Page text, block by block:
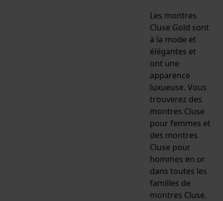
Les montres
Cluse Gold sont
à la mode et
élégantes et
ont une
apparence
luxueuse. Vous
trouverez des
montres Cluse
pour femmes et
des montres
Cluse pour
hommes en or
dans toutes les
familles de
montres Cluse.